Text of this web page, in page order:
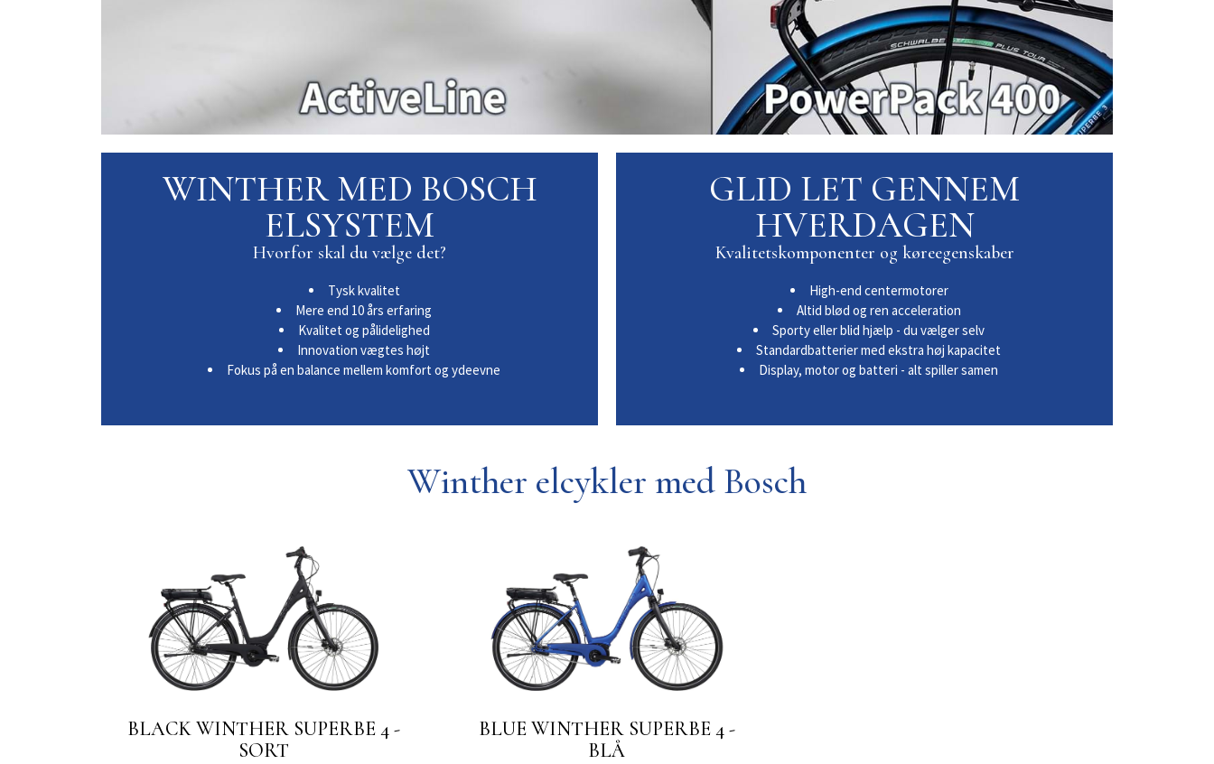
WINTHER MED BOSCH
ELSYSTEM
Hvorfor skal du vælge det?
Tysk kvalitet
Mere end 10 års erfaring
Kvalitet og pålidelighed
Innovation vægtes højt
Fokus på en balance mellem komfort og ydeevne
GLID LET GENNEM
HVERDAGEN
Kvalitetskomponenter og køreegenskaber
High-end centermotorer
Altid blød og ren acceleration
Sporty eller blid hjælp - du vælger selv
Standardbatterier med ekstra høj kapacitet
Display, motor og batteri - alt spiller samen
Winther elcykler med Bosch
BLACK WINTHER SUPERBE 4 -
SORT
BLUE WINTHER SUPERBE 4 -
BLÅ